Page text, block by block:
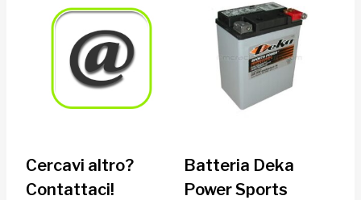
Cercavi altro?
Contattaci!
Batteria Deka
Power Sports